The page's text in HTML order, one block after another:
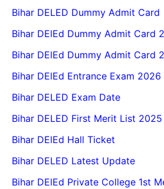
Bihar DELED Dummy Admit Card
Bihar DElEd Dummy Admit Card
Bihar DElEd Dummy Admit Card
Bihar DElEd Entrance Exam 2026
Bihar DELED Exam Date
Bihar DELED First Merit List 2025
Bihar DElEd Hall Ticket
Bihar DELED Latest Update
Bihar DElEd Private College 1st